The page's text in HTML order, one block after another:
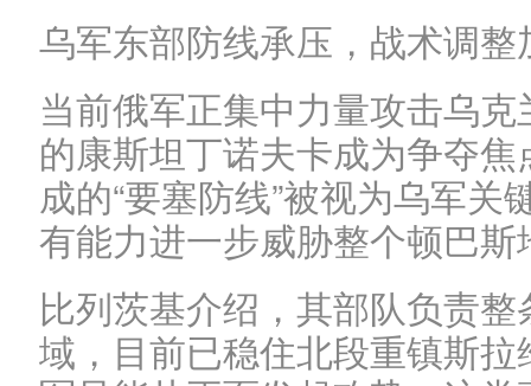
乌军东部防线承压，战术调整
当前俄军正集中力量攻击乌
的康斯坦丁诺夫卡成为争夺
成的“要塞防线”被视为乌军
有能力进一步威胁整个顿巴
比列茨基介绍，其部队负责
域，目前已稳住北段重镇斯